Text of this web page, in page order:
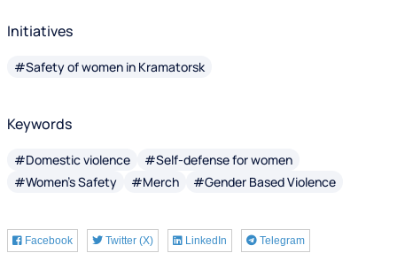
Initiatives
#Safety of women in Kramatorsk
Keywords
#Domestic violence
#Self-defense for women
#Women's Safety
#Merch #Gender Based Violence
Facebook Twitter (X) LinkedIn Telegram